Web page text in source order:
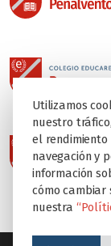
Utilizamos
nuestro
el
navegación y
información
cómo cambiar
nuestra